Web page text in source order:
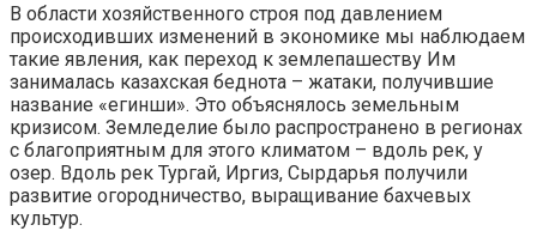
В области хозяйственного строя под давлением
происходивших изменений в экономике мы наблюдаем
такие явления, как переход к землепашеству Им
занималась казахская беднота – жатаки, получившие
название «егинши». Это объяснялось земельным
кризисом. Земледелие было распространено в регионах
с благоприятным для этого климатом – вдоль рек, у
озер. Вдоль рек Тургай, Иргиз, Сырдарья получили
развитие огородничество, выращивание бахчевых
культур.